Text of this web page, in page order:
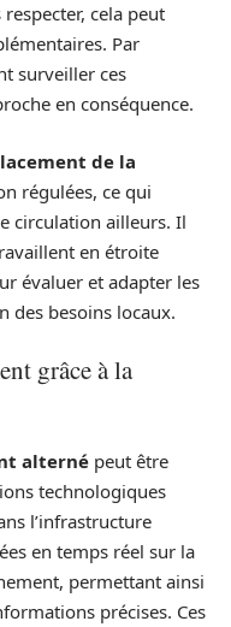
cela peut
Par
surveiller ces
en conséquence.
de la
régulées, ce qui
circulation ailleurs. Il
en étroite
évaluer et adapter les
des besoins locaux.
grâce à la
alterné peut être
technologiques
l’infrastructure
en temps réel sur la
permettant ainsi
précises. Ces